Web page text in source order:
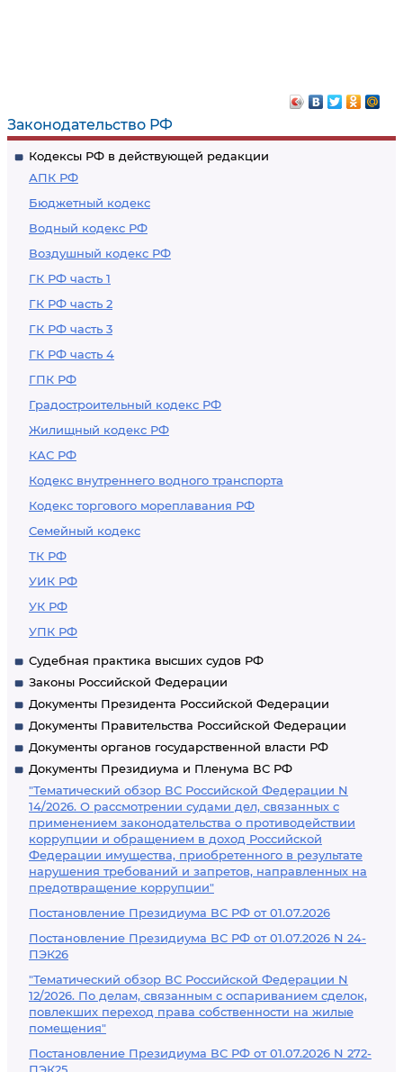
Законодательство РФ
Кодексы РФ в действующей редакции
АПК РФ
Бюджетный кодекс
Водный кодекс РФ
Воздушный кодекс РФ
ГК РФ часть 1
ГК РФ часть 2
ГК РФ часть 3
ГК РФ часть 4
ГПК РФ
Градостроительный кодекс РФ
Жилищный кодекс РФ
КАС РФ
Кодекс внутреннего водного транспорта
Кодекс торгового мореплавания РФ
Семейный кодекс
ТК РФ
УИК РФ
УК РФ
УПК РФ
Судебная практика высших судов РФ
Законы Российской Федерации
Документы Президента Российской Федерации
Документы Правительства Российской Федерации
Документы органов государственной власти РФ
Документы Президиума и Пленума ВС РФ
"Тематический обзор ВС Российской Федерации N
14/2026. О рассмотрении судами дел, связанных с
применением законодательства о противодействии
коррупции и обращением в доход Российской
Федерации имущества, приобретенного в результате
нарушения требований и запретов, направленных на
предотвращение коррупции"
Постановление Президиума ВС РФ от 01.07.2026
Постановление Президиума ВС РФ от 01.07.2026 N 24-
ПЭК26
"Тематический обзор ВС Российской Федерации N
12/2026. По делам, связанным с оспариванием сделок,
повлекших переход права собственности на жилые
помещения"
Постановление Президиума ВС РФ от 01.07.2026 N 272-